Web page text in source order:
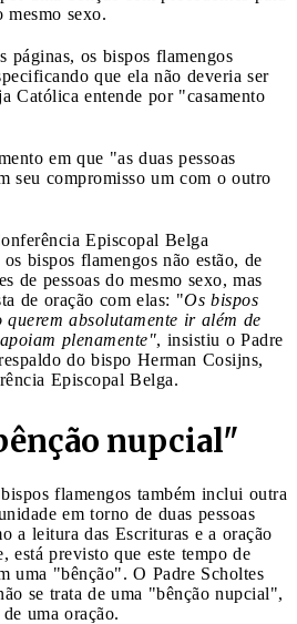
mesmo sexo.
páginas, os bispos flamengos
que ela não deveria ser
Católica entende por "casamento
em que "as duas pessoas
seu compromisso um com o outro
Episcopal Belga
os bispos flamengos não estão, de
de pessoas do mesmo sexo, mas
de oração com elas: "Os bispos
querem absolutamente ir além de
plenamente", insistiu o Padre
do bispo Herman Cosijns,
Episcopal Belga.
nupcial"
flamengos também inclui outra
em torno de duas pessoas
a leitura das Escrituras e a oração
está previsto que este tempo de
uma "bênção". O Padre Scholtes
se trata de uma "bênção nupcial",
uma oração.